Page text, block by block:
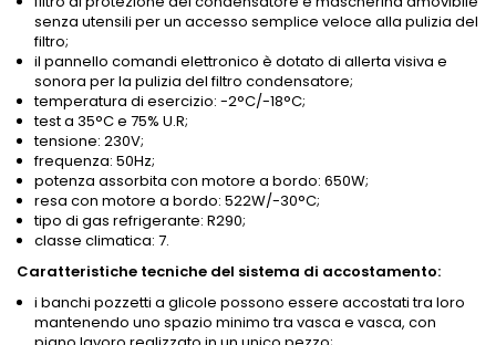
senza utensili per un accesso semplice veloce alla pulizia del
filtro;
il pannello comandi elettronico è dotato di allerta visiva e
sonora per la pulizia del filtro condensatore;
temperatura di esercizio: -2°C/-18°C;
test a 35°C e 75% U.R;
tensione: 230V;
frequenza: 50Hz;
potenza assorbita con motore a bordo: 650W;
resa con motore a bordo: 522W/-30°C;
tipo di gas refrigerante: R290;
classe climatica: 7.
Caratteristiche tecniche del sistema di accostamento:
i banchi pozzetti a glicole possono essere accostati tra loro
mantenendo uno spazio minimo tra vasca e vasca, con